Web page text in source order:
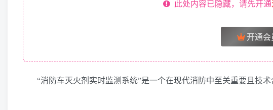
此处内容已隐藏，请先开通
开通会
“消防车灭火剂实时监测系统”是一个在现代消防中至关重要且技术